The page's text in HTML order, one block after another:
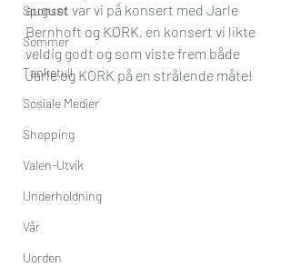
Sponset
Sommer
Tanketull
Sosiale Medier
Shopping
Valen-Utvik
Underholdning
Vår
Uorden
august var vi på konsert med Jarle
Bernhoft og KORK, en konsert vi likte
veldig godt og som viste frem både
Jarle og KORK på en strålende måte!